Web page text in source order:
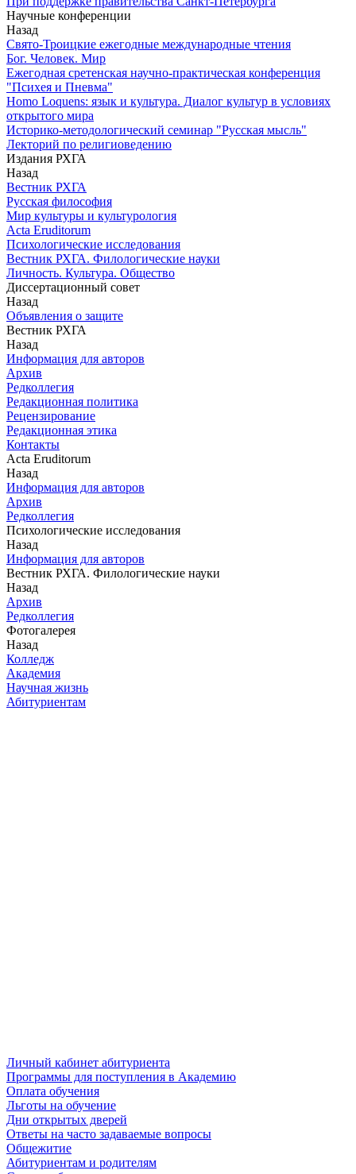
Научные конференции
Назад
Свято-Троицкие ежегодные международные чтения
Бог. Человек. Мир
Ежегодная сретенская научно-практическая конференция
"Психея и Пневма"
Homo Loquens: язык и культура. Диалог культур в условиях
открытого мира
Историко-методологический семинар "Русская мысль"
Лекторий по религиоведению
Издания РХГА
Назад
Вестник РХГА
Русская философия
Мир культуры и культурология
Acta Eruditorum
Психологические исследования
Вестник РХГА. Филологические науки
Личность. Культура. Общество
Диссертационный совет
Назад
Объявления о защите
Вестник РХГА
Назад
Информация для авторов
Архив
Редколлегия
Редакционная политика
Рецензирование
Редакционная этика
Контакты
Acta Eruditorum
Назад
Информация для авторов
Архив
Редколлегия
Психологические исследования
Назад
Информация для авторов
Вестник РХГА. Филологические науки
Назад
Архив
Редколлегия
Фотогалерея
Назад
Колледж
Академия
Научная жизнь
Абитуриентам
Личный кабинет абитуриента
Программы для поступления в Академию
Оплата обучения
Льготы на обучение
Дни открытых дверей
Ответы на часто задаваемые вопросы
Общежитие
Абитуриентам и родителям